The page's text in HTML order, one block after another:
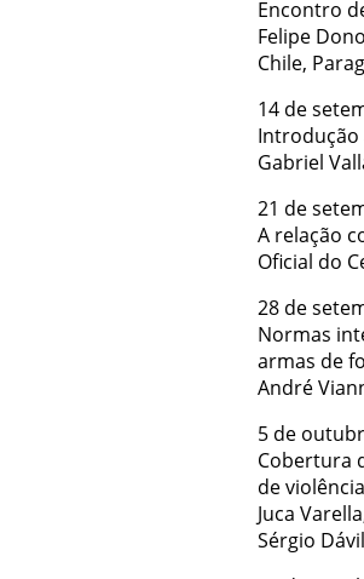
Encontro
Felipe
Chile,
14 de
Introdução
Gabriel
21 de
A relação
Oficial do
28 de
Normas
armas de
André
5 de
Cobertura
de violência
Juca
Sérgio